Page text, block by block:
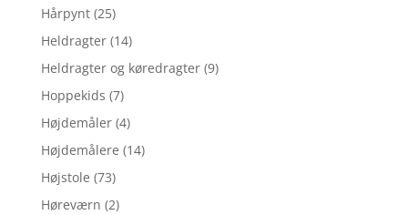
Hårpynt (25)
Heldragter (14)
Heldragter og køredragter (9)
Hoppekids (7)
Højdemåler (4)
Højdemålere (14)
Højstole (73)
Høreværn (2)